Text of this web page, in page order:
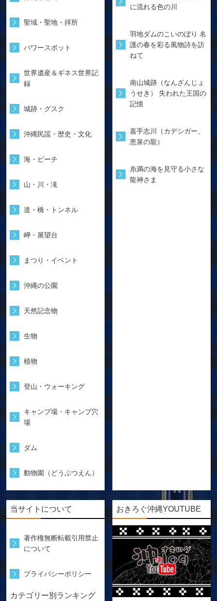
聖域・聖地・拝所
パワースポット
世界遺産＆ギネス世界記
録
城跡・グスク
沖縄民謡・歴史・文化
海・ビーチ
山・川・滝
道・橋・トンネル
岬・展望台
まつり・イベント
沖縄の公園
天然記念物
生物
植物
登山・ウォーキング
キャンプ場・キャンプ穴
場
ダム
動物園（どうぶつえん）
に流れる色の川
羽地ダムのこいのぼり 名
護の春を彩る風物詩を訪
ねて
南山城跡（なんざんじょ
うせき） 失われた王国の
記憶
嘉手志川（カデシガー、
恵泉の龍）
糸満の海を見守る小さな
龍神さま
当サイトについて
著作権無断転載引用禁止
について
プライバシーポリシー
カテゴリー別ランキング
おきろぐ沖縄YOUTUBE